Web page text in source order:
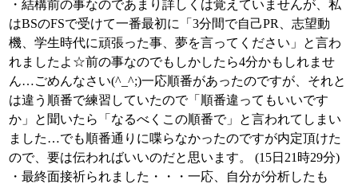
・結構前の事なのであまり詳しくは覚えていませんが、私
はBSのFSで受けて一番最初に「3分間で自己PR、志望動
機、学生時代に頑張った事、夢を言ってください」と言わ
れましたよ☆前の事なのでもしかしたら4分かもしれませ
ん…ごめんなさい(^_^;)一応順番があったのですが、それと
は違う順番で練習していたので「順番違ってもいいです
か」と聞いたら「なるべくこの順番で」と言われてしまい
ました…でも順番通りに喋らなかったのですが内定頂けた
ので、要は伝わればいいのだと思います。 (15日21時29分)
・最終面接祈られました・・・一応、自分が分析したも